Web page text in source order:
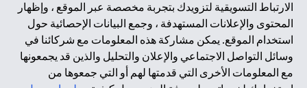
الارتباط التسويقية لتزويدك بتجربة مخصصة عبر الموقع ، وإظهار
المحتوى والإعلانات المستهدفة ، وجمع البيانات الإحصائية حول
استخدام الموقع. يمكن مشاركة هذه المعلومات مع شركائنا في
وسائل التواصل الاجتماعي والإعلان والتحليل والذين قد يجمعونها
مع المعلومات الأخرى التي قدمتها لهم أو التي جمعوها من
الإمارات في دبي، و CN-1002019 لفرع أبوظبي. هاتف: 4000 311 04.
فرع سيتي بنك إن إيه - الإمارات العربية المتحدة مرخص من مصرف
الإمارات العربية المتحدة المركزي كفرع لبنك أجنبي.
سيتي بنك إن إيه الإمارات العربية المتحدة مرخص من هيئة الأوراق المالية
والسلع في الإمارات العربية المتحدة ("SCA") للقيام بالنشاط المالي لـ أ)